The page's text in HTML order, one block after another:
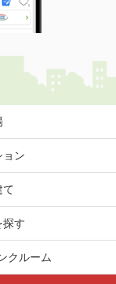
ョン
て
探す
クルーム